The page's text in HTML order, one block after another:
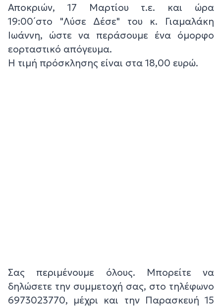
Αποκριών, 17 Μαρτίου τ.ε. και ώρα
19:00΄στο "Λύσε Δέσε" του κ. Γιαμαλάκη
Ιωάννη, ώστε να περάσουμε ένα όμορφο
εορταστικό απόγευμα.
Η τιμή πρόσκλησης είναι στα 18,00 ευρώ.
Σας περιμένουμε όλους. Μπορείτε να
δηλώσετε την συμμετοχή σας, στο τηλέφωνο
6973023770, μέχρι και την Παρασκευή 15